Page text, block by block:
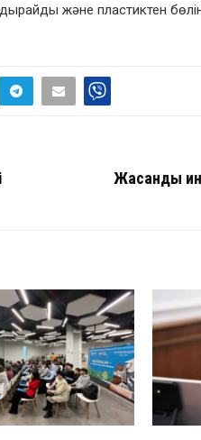
және пластиктен
Жасанды